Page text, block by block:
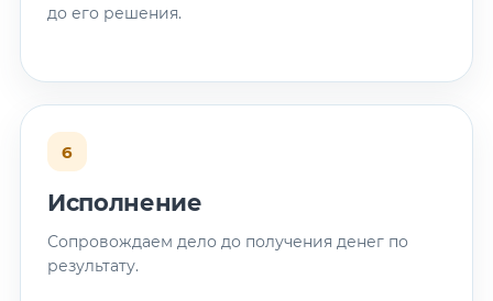
до его решения.
6
Исполнение
Сопровождаем дело до получения денег по
результату.